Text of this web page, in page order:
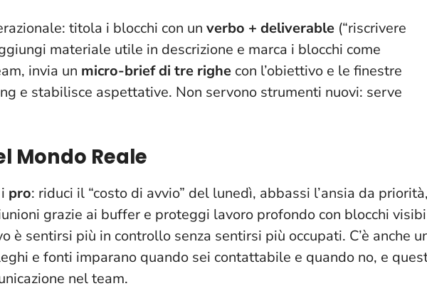
titola i blocchi con un verbo + deliverable (“riscrivere
materiale utile in descrizione e marca i blocchi come
invia un micro-brief di tre righe con l’obiettivo e le finestre
e stabilisce aspettative. Non servono strumenti nuovi: serve
Mondo Reale
pro: riduci il “costo di avvio” del lunedì, abbassi l’ansia da
grazie ai buffer e proteggi lavoro profondo con blocchi
è sentirsi più in controllo senza sentirsi più occupati. C’è anche
e fonti imparano quando sei contattabile e quando no, e
nel team.